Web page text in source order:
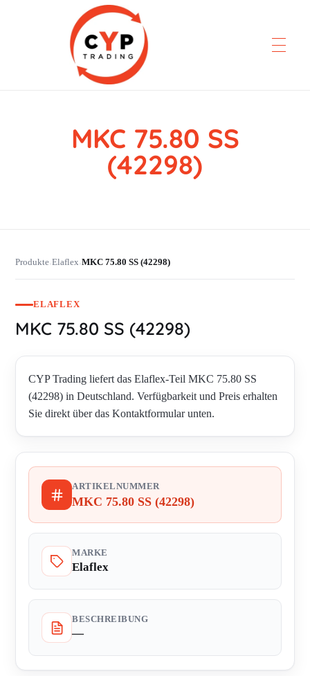
CYP Trading
Professionelle Ersatzteilbeschaffung
MKC 75.80 SS
(42298)
Produkte›Elaflex›MKC 75.80 SS (42298)
ELAFLEX
MKC 75.80 SS (42298)
CYP Trading liefert das Elaflex-Teil MKC 75.80 SS
(42298) in Deutschland. Verfügbarkeit und Preis erhalten
Sie direkt über das Kontaktformular unten.
ARTIKELNUMMER
MKC 75.80 SS (42298)
MARKE
Elaflex
BESCHREIBUNG
—